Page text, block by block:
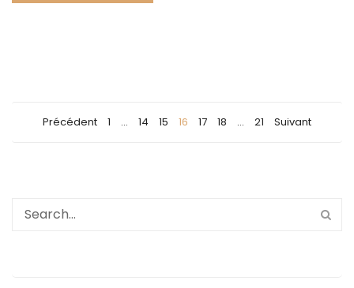
Précédent 1 … 14 15 16 17 18 … 21 Suivant